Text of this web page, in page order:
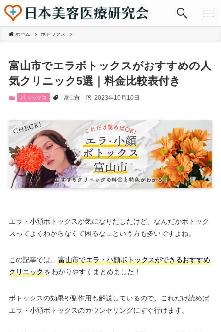
ホーム ボトックス
富山市でエラボトックスがおすすめの人
気クリニック5選｜料金比較表付き
ボトックス 富山市 2023年10月10日
エラ・小顔ボトックスが気になりだしたけど、なんだかボトック
スってよくわからなくて困るな…という方も多いですよね。
この記事では、
富山市でエラ・小顔ボトックスができるおすすめ
クリニックをわかりやすくまとめました！
ボトックスの効果や副作用も解説しているので、これだけ読めば
エラ・小顔ボトックスのカウンセリングにすぐ行けます。